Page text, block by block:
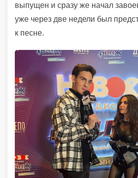
выпущен и сразу же начал
уже через две недели был
к песне.